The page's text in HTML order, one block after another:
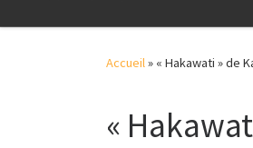
Accueil» « Hakawati » de
«